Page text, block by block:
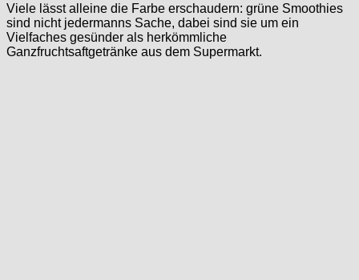
Viele lässt alleine die Farbe erschaudern: grüne Smoothies
sind nicht jedermanns Sache, dabei sind sie um ein
Vielfaches gesünder als herkömmliche
Ganzfruchtsaftgetränke aus dem Supermarkt.